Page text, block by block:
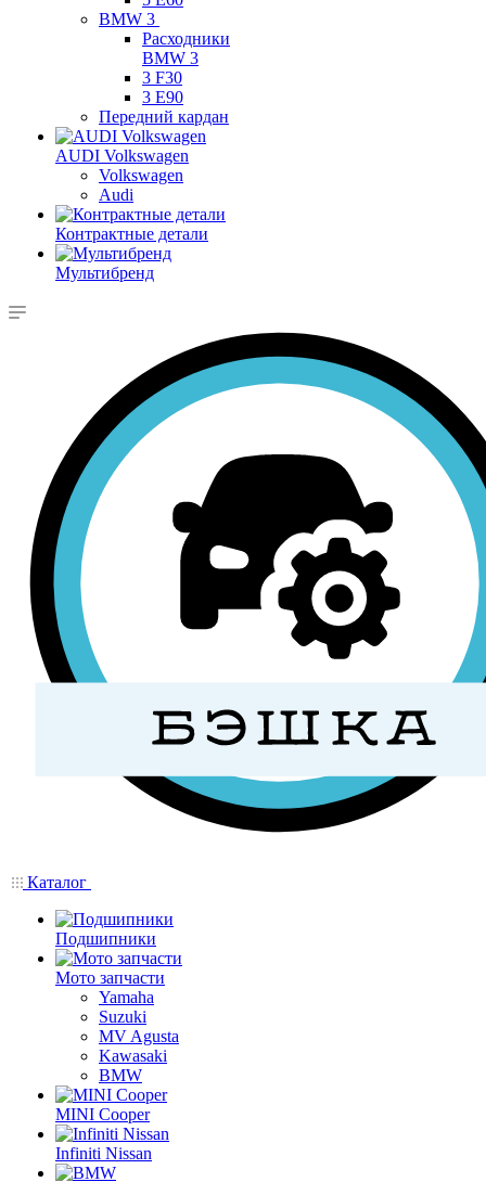
BMW 3
Расходники
BMW 3
3 F30
3 E90
Передний кардан
AUDI Volkswagen
Volkswagen
Audi
Контрактные детали
Мультибренд
Каталог
Подшипники
Мото запчасти
Yamaha
Suzuki
MV Agusta
Kawasaki
BMW
MINI Cooper
Infiniti Nissan